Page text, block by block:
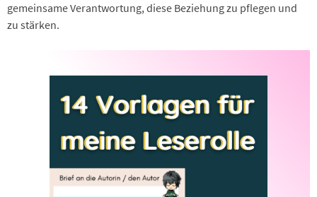
gemeinsame Verantwortung, diese Beziehung zu pflegen und
zu stärken.